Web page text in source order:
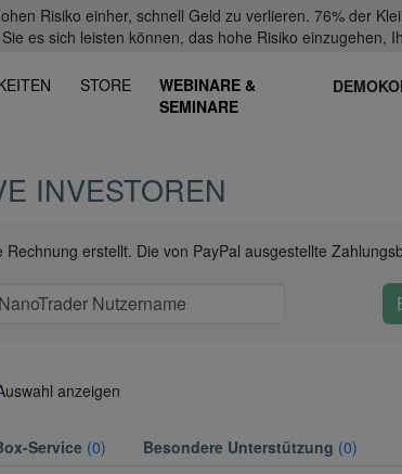
Risiko einher, schnell Geld zu verlieren. 76% der
es sich leisten können, das hohe Risiko einzugehen,
STORE
WEBINARE &
SEMINARE
INVESTOREN
erstellt. Die von PayPal ausgestellte
anzeigen
Service (0) Besondere Unterstützung (0)